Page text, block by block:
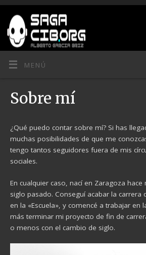
MENÚ
Sobre mí
¿Qué puedo contar sobre mí? Si has
muchas posibilidades de que me
tengo tantos seguidores fuera de mis
sociales.
En cualquier caso, nací en Zaragoza
siglo pasado. Conseguí acabar la carrera
en la «Escuela», y comencé a trabajar en
más terminar mi proyecto de fin de
o menos con el cambio de siglo.